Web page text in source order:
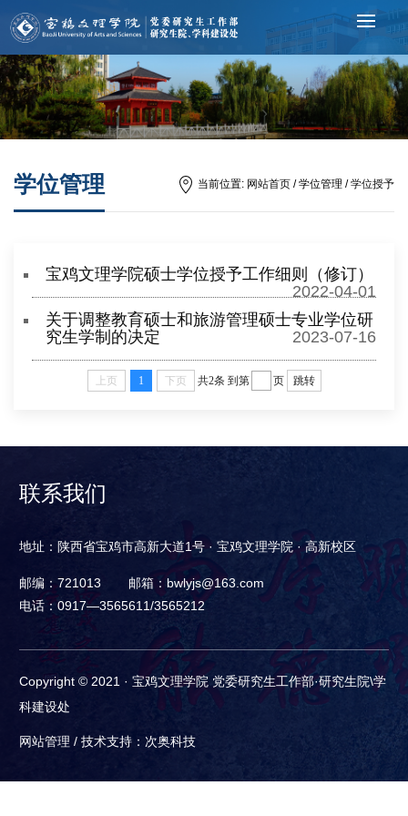
学位管理 当前位置: 网站首页 / 学位管理 /学位授予
宝鸡文理学院硕士学位授予工作细则（修订）
2022-04-01
关于调整教育硕士和旅游管理硕士专业学位研
究生学制的决定
2023-07-16
上页 1 下页 共2条 到第 页 跳转
联系我们
地址：陕西省宝鸡市高新大道1号 · 宝鸡文理学院 · 高新校区
邮编：721013
邮箱：bwlyjs@163.com
电话：0917—3565611/3565212
Copyright © 2021 · 宝鸡文理学院 党委研究生工作部·研究生院\学
科建设处
网站管理 / 技术支持：次奥科技